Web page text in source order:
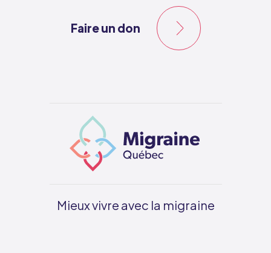
Faire un don
Mieux vivre avec la migraine